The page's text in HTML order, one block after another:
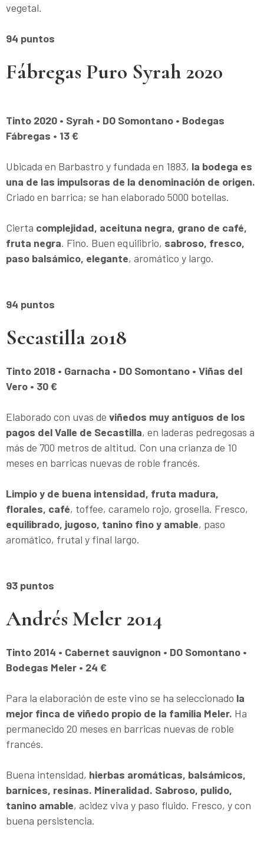
vegetal.
94 puntos
Fábregas Puro Syrah 2020
Tinto 2020 • Syrah • DO Somontano • Bodegas
Fábregas • 13 €
Ubicada en Barbastro y fundada en 1883, la bodega es
una de las impulsoras de la denominación de origen.
Criado en barrica; se han elaborado 5000 botellas.
Cierta complejidad, aceituna negra, grano de café,
fruta negra. Fino. Buen equilibrio, sabroso, fresco,
paso balsámico, elegante, aromático y largo.
94 puntos
Secastilla2018
Tinto 2018 • Garnacha • DO Somontano • Viñas del
Vero • 30 €
Elaborado con uvas de viñedos muy antiguos de los
pagos del Valle de Secastilla, en laderas pedregosas a
más de 700 metros de altitud. Con una crianza de 10
meses en barricas nuevas de roble francés.
Limpio y de buena intensidad, fruta madura,
florales, café, toffee, caramelo rojo, grosella. Fresco,
equilibrado, jugoso, tanino fino y amable, paso
aromático, frutal y final largo.
93 puntos
Andrés Meler 2014
Tinto 2014 • Cabernet sauvignon • DO Somontano •
Bodegas Meler • 24 €
Para la elaboración de este vino se ha seleccionado la
mejor finca de viñedo propio de la familia Meler. Ha
permanecido 20 meses en barricas nuevas de roble
francés.
Buena intensidad, hierbas aromáticas, balsámicos,
barnices, resinas. Mineralidad. Sabroso, pulido,
tanino amable, acidez viva y paso fluido. Fresco, y con
buena persistencia.